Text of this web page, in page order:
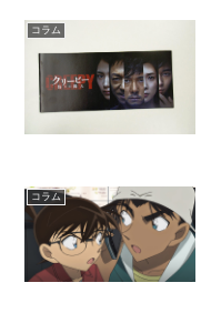
コラム
コラム